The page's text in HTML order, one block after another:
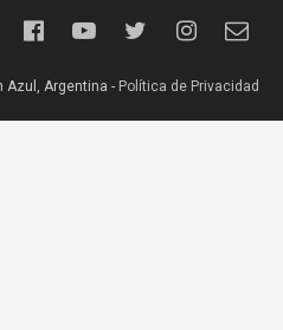
Azul, Argentina - Política de Privacidad